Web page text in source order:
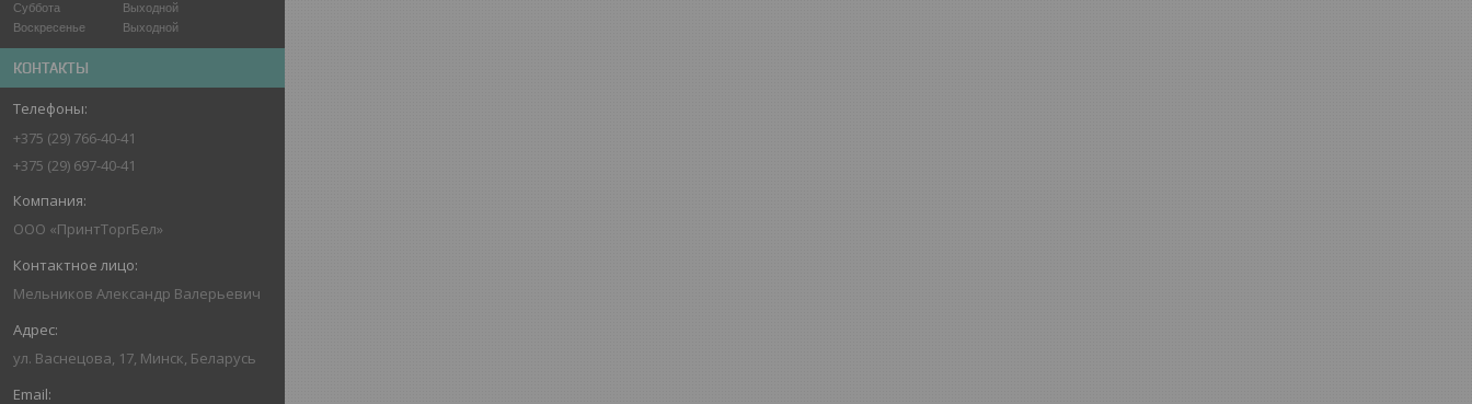
Суббота
Выходной
Воскресенье
Выходной
КОНТАКТЫ
+375 (29) 766-40-41
+375 (29) 697-40-41
ООО «ПринтТоргБел»
Мельников Александр Валерьевич
ул. Васнецова, 17, Минск, Беларусь